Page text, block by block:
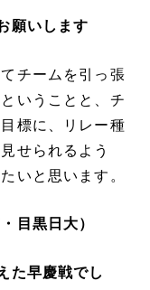
願いします
チームを引っ張
いうことと、チ
標に、リレー種
せられるよう
いと思います。
目黒日大）
た早慶戦でし